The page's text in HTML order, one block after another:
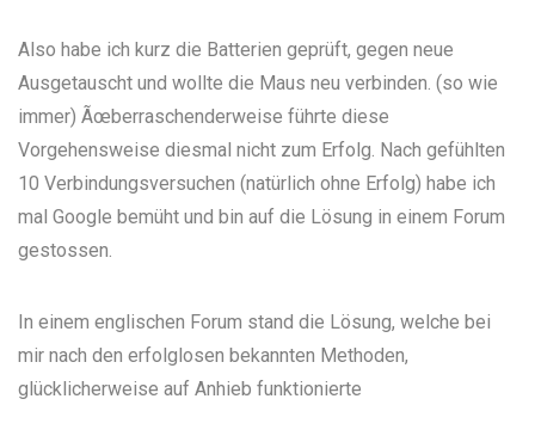
Also habe ich kurz die Batterien geprüft, gegen neue
Ausgetauscht und wollte die Maus neu verbinden. (so wie
immer) Ãœberraschenderweise führte diese
Vorgehensweise diesmal nicht zum Erfolg. Nach gefühlten
10 Verbindungsversuchen (natürlich ohne Erfolg) habe ich
mal Google bemüht und bin auf die Lösung in einem Forum
gestossen.
In einem englischen Forum stand die Lösung, welche bei
mir nach den erfolglosen bekannten Methoden,
glücklicherweise auf Anhieb funktionierte